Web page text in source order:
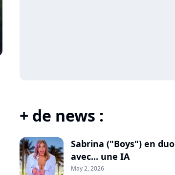
+ de news :
Sabrina ("Boys") en duo
avec... une IA
May 2, 2026